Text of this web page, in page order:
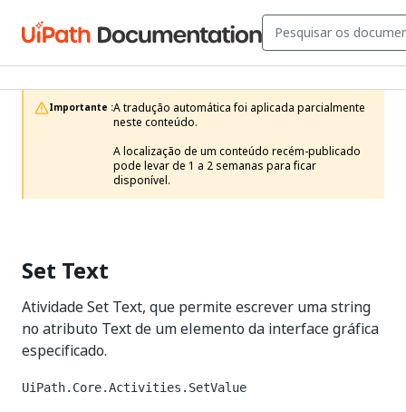
Importante :A tradução automática foi aplicada parcialmente
neste conteúdo.
A localização de um conteúdo recém-publicado
pode levar de 1 a 2 semanas para ficar
disponível.
Set Text
Atividade Set Text, que permite escrever uma string
no atributo Text de um elemento da interface gráfica
especificado.
UiPath.Core.Activities.SetValue